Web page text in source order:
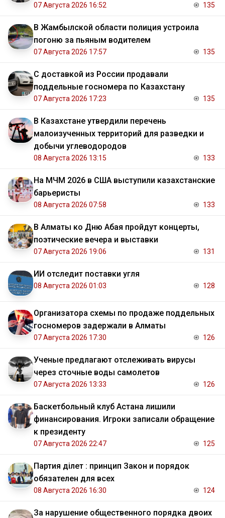
07 Августа 2026 16:52 135
В Жамбылской области полиция устроила
погоню за пьяным водителем
07 Августа 2026 17:57 135
С доставкой из России продавали
поддельные госномера по Казахстану
07 Августа 2026 17:23 135
В Казахстане утвердили перечень
малоизученных территорий для разведки и
добычи углеводородов
08 Августа 2026 13:15 133
На МЧМ 2026 в США выступили казахстанские
барьеристы
08 Августа 2026 07:58 133
В Алматы ко Дню Абая пройдут концерты,
поэтические вечера и выставки
07 Августа 2026 19:06 131
ИИ отследит поставки угля
08 Августа 2026 01:03 128
Организатора схемы по продаже поддельных
госномеров задержали в Алматы
07 Августа 2026 17:30 126
Ученые предлагают отслеживать вирусы
через сточные воды самолетов
07 Августа 2026 13:33 126
Баскетбольный клуб Астана лишили
финансирования. Игроки записали обращение
к президенту
07 Августа 2026 22:47 125
Партия Әділет : принцип Закон и порядок
обязателен для всех
08 Августа 2026 16:30 124
За нарушение общественного порядка двоих